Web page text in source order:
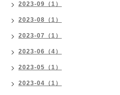
2023-09（1）
2023-08（1）
2023-07（1）
2023-06（4）
2023-05（1）
2023-04（1）